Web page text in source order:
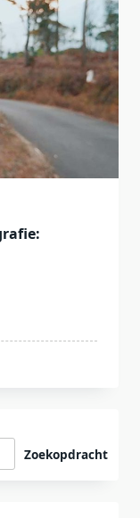
Zoekopdracht